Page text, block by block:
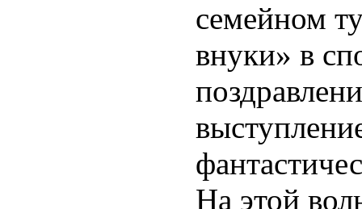
семейном
внуки» в
На этой